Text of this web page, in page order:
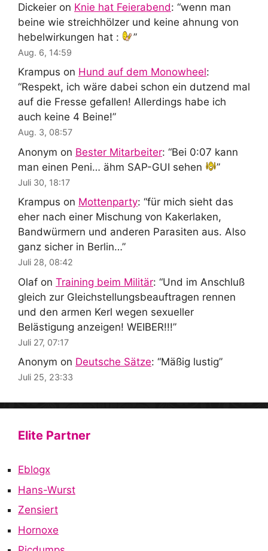
Dickeier on Knie hat Feierabend: “wenn man
beine wie streichhölzer und keine ahnung von
hebelwirkungen hat :
”
Aug. 6, 14:59
Krampus on Hund auf dem Monowheel:
“Respekt, ich wäre dabei schon ein dutzend mal
auf die Fresse gefallen! Allerdings habe ich
auch keine 4 Beine!”
Aug. 3, 08:57
Anonym on Bester Mitarbeiter: “Bei 0:07 kann
man einen Peni… ähm SAP-GUI sehen
”
Juli 30, 18:17
Krampus on Mottenparty: “für mich sieht das
eher nach einer Mischung von Kakerlaken,
Bandwürmern und anderen Parasiten aus. Also
ganz sicher in Berlin…”
Juli 28, 08:42
Olaf on Training beim Militär: “Und im Anschluß
gleich zur Gleichstellungsbeauftragen rennen
und den armen Kerl wegen sexueller
Belästigung anzeigen! WEIBER!!!”
Juli 27, 07:17
Anonym on Deutsche Sätze: “Mäßig lustig”
Juli 25, 23:33
Elite Partner
Eblogx
Hans-Wurst
Zensiert
Hornoxe